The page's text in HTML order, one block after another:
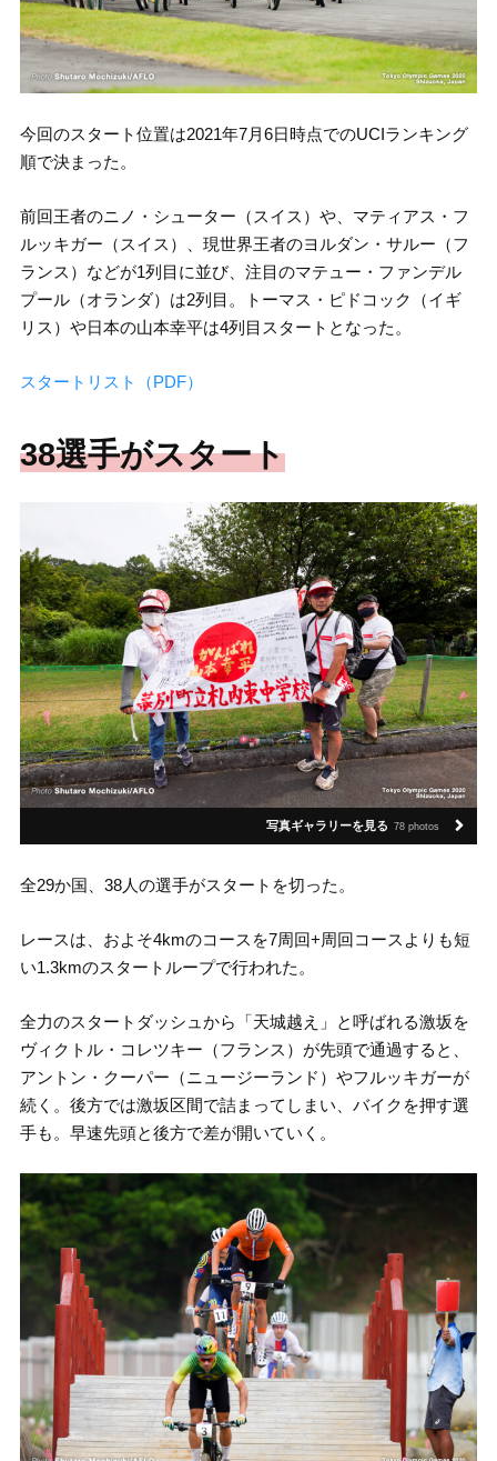
今回のスタート位置は2021年7月6日時点でのUCIランキング
順で決まった。
前回王者のニノ・シューター（スイス）や、マティアス・フ
ルッキガー（スイス）、現世界王者のヨルダン・サルー（フ
ランス）などが1列目に並び、注目のマテュー・ファンデル
プール（オランダ）は2列目。トーマス・ピドコック（イギ
リス）や日本の山本幸平は4列目スタートとなった。
スタートリスト（PDF）
38選手がスタート
写真ギャラリーを見る 78 photos
全29か国、38人の選手がスタートを切った。
レースは、およそ4kmのコースを7周回+周回コースよりも短
い1.3kmのスタートループで行われた。
全力のスタートダッシュから「天城越え」と呼ばれる激坂を
ヴィクトル・コレツキー（フランス）が先頭で通過すると、
アントン・クーパー（ニュージーランド）やフルッキガーが
続く。後方では激坂区間で詰まってしまい、バイクを押す選
手も。早速先頭と後方で差が開いていく。